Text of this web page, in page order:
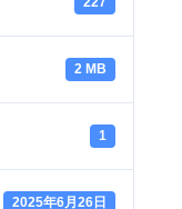
2 MB
1
2025年6月26日